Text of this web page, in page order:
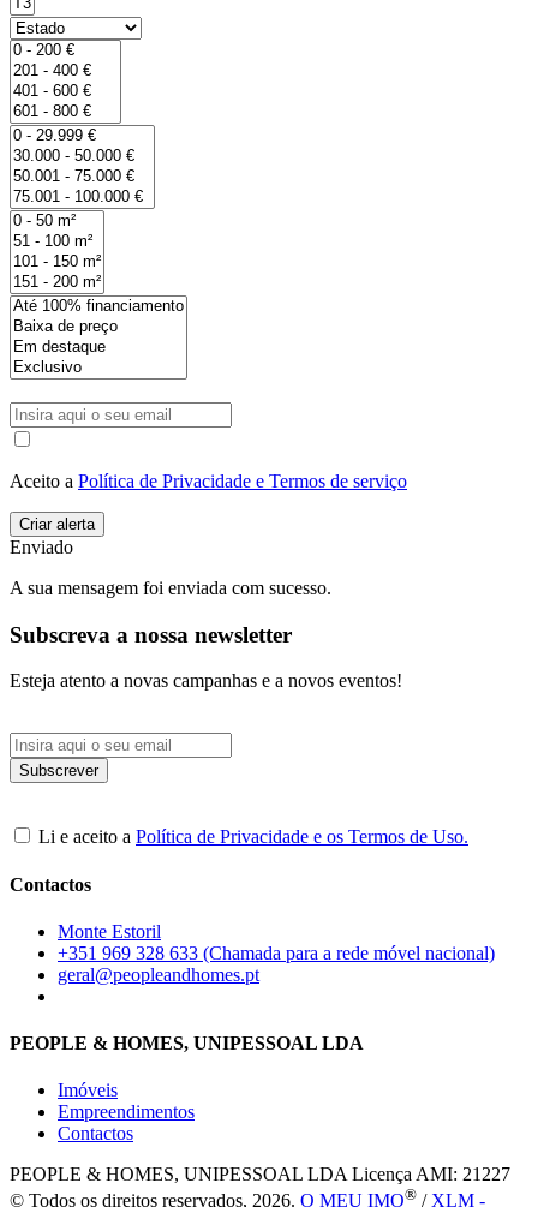
Aceito a Política de Privacidade e Termos de serviço
Enviado
A sua mensagem foi enviada com sucesso.
Subscreva a nossa newsletter
Esteja atento a novas campanhas e a novos eventos!
Li e aceito a Política de Privacidade e os Termos de Uso.
Contactos
Monte Estoril
+351 969 328 633 (Chamada para a rede móvel nacional)
geral@peopleandhomes.pt
PEOPLE & HOMES, UNIPESSOAL LDA
Imóveis
Empreendimentos
Contactos
PEOPLE & HOMES, UNIPESSOAL LDA Licença AMI: 21227
© Todos os direitos reservados, 2026. O MEU IMO® /XLM -